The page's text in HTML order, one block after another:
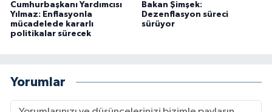
Cumhurbaşkanı Yardımcısı
Yılmaz: Enflasyonla
mücadelede kararlı
politikalar sürecek
Bakan Şimşek:
Dezenflasyon süreci
sürüyor
Yorumlar